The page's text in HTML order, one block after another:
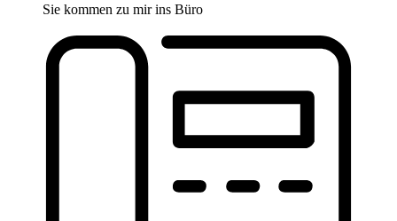
Sie kommen zu mir ins Büro